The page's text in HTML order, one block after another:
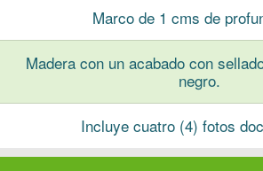
Marco de 1 cms de
Madera con un acabado con
negro.
Incluye cuatro (4) fotos